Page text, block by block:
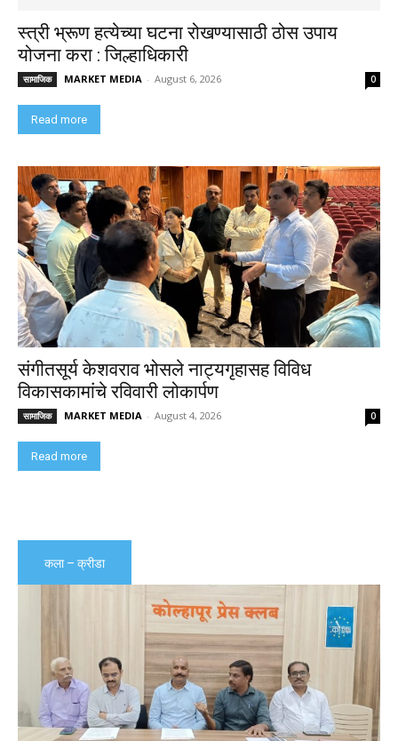
स्त्री भ्रूण हत्येच्या घटना रोखण्यासाठी ठोस उपाय
योजना करा : जिल्हाधिकारी
सामाजिक MARKET MEDIA - August 6, 2026 0
Read more
संगीतसूर्य केशवराव भोसले नाट्यगृहासह विविध
विकासकामांचे रविवारी लोकार्पण
सामाजिक MARKET MEDIA - August 4, 2026 0
Read more
कला – क्रीडा